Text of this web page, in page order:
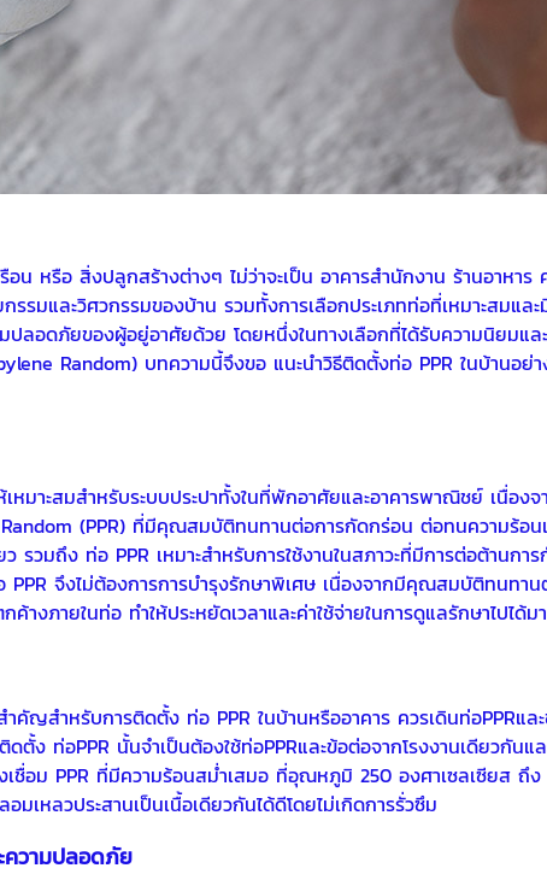
น หรือ สิ่งปลูกสร้างต่างๆ ไม่ว่าจะเป็น อาคารสำนักงาน ร้านอาหา
รรมและวิศวกรรมของบ้าน รวมทั้งการเลือกประเภทท่อที่เหมาะสมแ
ลอดภัยของผู้อยู่อาศัยด้วย โดยหนึ่งในทางเลือกที่ได้รับความนิยมแล
Random) บทความนี้จึงขอ แนะนำวิธีติดตั้งท่อ PPR ในบ้านอย่
มาะสมสำหรับระบบประปาทั้งในที่พักอาศัยและอาคารพาณิชย์ เนื่องจ
(PPR) ที่มีคุณสมบัติทนทานต่อการกัดกร่อน ต่อทนความร้อน
รวมถึง ท่อ PPR เหมาะสำหรับการใช้งานในสภาวะที่มีการต่อต้านก
จึงไม่ต้องการการบำรุงรักษาพิเศษ เนื่องจากมีคุณสมบัติทนทา
งภายในท่อ ทำให้ประหยัดเวลาและค่าใช้จ่ายในการดูแลรักษาไปได้ม
คัญสำหรับการติดตั้ง ท่อ PPR ในบ้านหรืออาคาร ควรเดินท่อPPRแล
ตั้ง ท่อPPR นั้นจำเป็นต้องใช้ท่อPPRและข้อต่อจากโรงงานเดียวกัน
เชื่อม PPR ที่มีความร้อนสม่ำเสมอ ที่อุณหภูมิ 250 องศาเซลเซียส ถึ
เหลวประสานเป็นเนื้อเดียวกันได้ดีโดยไม่เกิดการรั่วซึม
ความปลอดภัย